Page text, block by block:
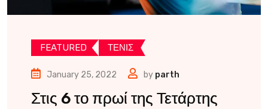
FEATURED ΤΕΝΙΣ
January 25, 2022 by parth
Στις 6 το πρωί της Τετάρτης